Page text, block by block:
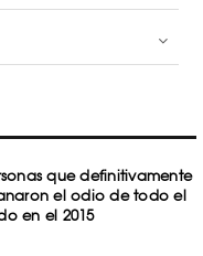
que definitivamente
el odio de todo el
en el 2015